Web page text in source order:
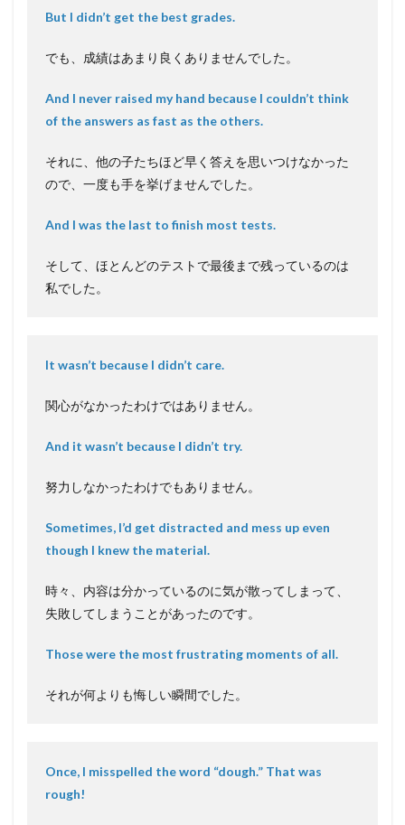
But I didn’t get the best grades.
でも、成績はあまり良くありませんでした。
And I never raised my hand because I couldn’t think
of the answers as fast as the others.
それに、他の子たちほど早く答えを思いつけなかった
ので、一度も手を挙げませんでした。
And I was the last to finish most tests.
そして、ほとんどのテストで最後まで残っているのは
私でした。
It wasn’t because I didn’t care.
関心がなかったわけではありません。
And it wasn’t because I didn’t try.
努力しなかったわけでもありません。
Sometimes, I’d get distracted and mess up even
though I knew the material.
時々、内容は分かっているのに気が散ってしまって、
失敗してしまうことがあったのです。
Those were the most frustrating moments of all.
それが何よりも悔しい瞬間でした。
Once, I misspelled the word “dough.” That was
rough!